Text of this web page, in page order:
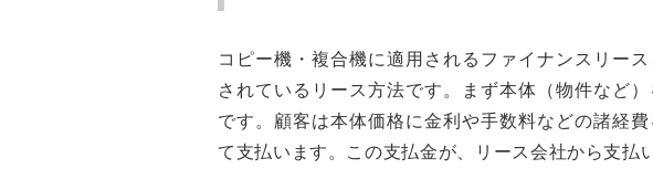
コピー機・複合機に適用されるファイナンスリー
されているリース方法です。まず本体（物件など
です。顧客は本体価格に金利や手数料などの諸経
て支払います。この支払金が、リース会社から支払